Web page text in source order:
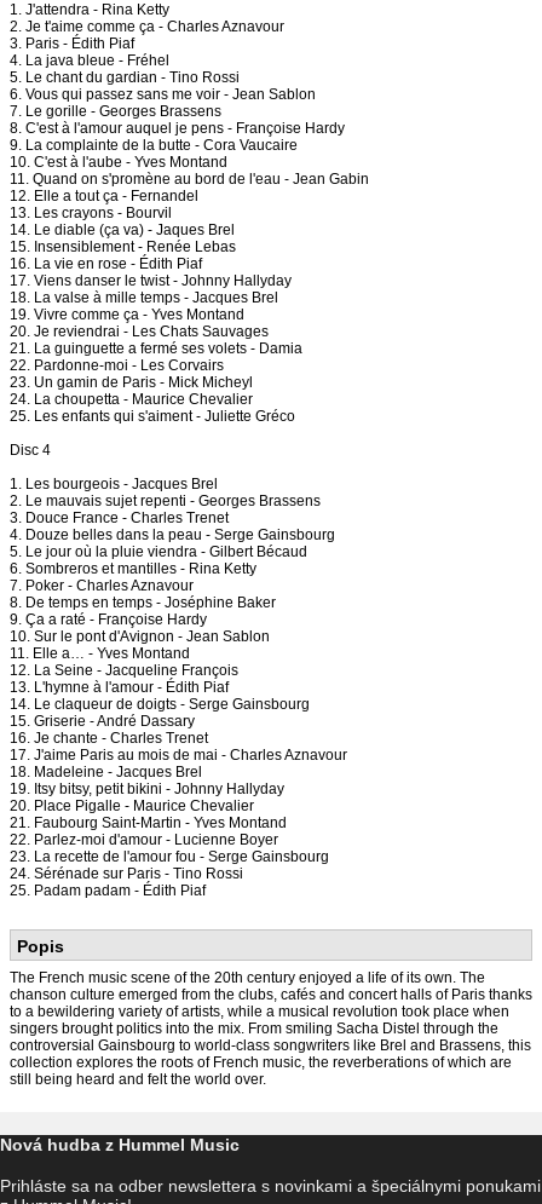
1. J'attendra - Rina Ketty
2. Je t'aime comme ça - Charles Aznavour
3. Paris - Édith Piaf
4. La java bleue - Fréhel
5. Le chant du gardian - Tino Rossi
6. Vous qui passez sans me voir - Jean Sablon
7. Le gorille - Georges Brassens
8. C'est à l'amour auquel je pens - Françoise Hardy
9. La complainte de la butte - Cora Vaucaire
10. C'est à l'aube - Yves Montand
11. Quand on s'promène au bord de l'eau - Jean Gabin
12. Elle a tout ça - Fernandel
13. Les crayons - Bourvil
14. Le diable (ça va) - Jaques Brel
15. Insensiblement - Renée Lebas
16. La vie en rose - Édith Piaf
17. Viens danser le twist - Johnny Hallyday
18. La valse à mille temps - Jacques Brel
19. Vivre comme ça - Yves Montand
20. Je reviendrai - Les Chats Sauvages
21. La guinguette a fermé ses volets - Damia
22. Pardonne-moi - Les Corvairs
23. Un gamin de Paris - Mick Micheyl
24. La choupetta - Maurice Chevalier
25. Les enfants qui s'aiment - Juliette Gréco
Disc 4
1. Les bourgeois - Jacques Brel
2. Le mauvais sujet repenti - Georges Brassens
3. Douce France - Charles Trenet
4. Douze belles dans la peau - Serge Gainsbourg
5. Le jour où la pluie viendra - Gilbert Bécaud
6. Sombreros et mantilles - Rina Ketty
7. Poker - Charles Aznavour
8. De temps en temps - Joséphine Baker
9. Ça a raté - Françoise Hardy
10. Sur le pont d'Avignon - Jean Sablon
11. Elle a… - Yves Montand
12. La Seine - Jacqueline François
13. L'hymne à l'amour - Édith Piaf
14. Le claqueur de doigts - Serge Gainsbourg
15. Griserie - André Dassary
16. Je chante - Charles Trenet
17. J'aime Paris au mois de mai - Charles Aznavour
18. Madeleine - Jacques Brel
19. Itsy bitsy, petit bikini - Johnny Hallyday
20. Place Pigalle - Maurice Chevalier
21. Faubourg Saint-Martin - Yves Montand
22. Parlez-moi d'amour - Lucienne Boyer
23. La recette de l'amour fou - Serge Gainsbourg
24. Sérénade sur Paris - Tino Rossi
25. Padam padam - Édith Piaf
Popis
The French music scene of the 20th century enjoyed a life of its own. The
chanson culture emerged from the clubs, cafés and concert halls of Paris thanks
to a bewildering variety of artists, while a musical revolution took place when
singers brought politics into the mix. From smiling Sacha Distel through the
controversial Gainsbourg to world-class songwriters like Brel and Brassens, this
collection explores the roots of French music, the reverberations of which are
still being heard and felt the world over.
Nová hudba z Hummel Music
Prihláste sa na odber newslettera s novinkami a špeciálnymi ponukami